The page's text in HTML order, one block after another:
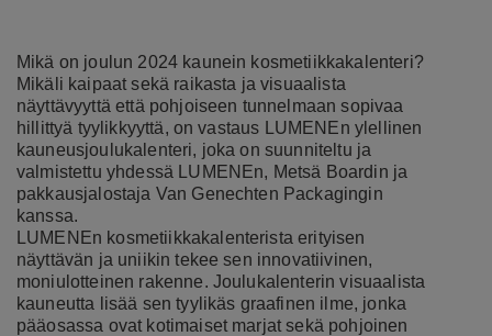
Mikä on joulun 2024 kaunein kosmetiikkakalenteri?
Mikäli kaipaat sekä raikasta ja visuaalista
näyttävyyttä että pohjoiseen tunnelmaan sopivaa
hillittyä tyylikkyyttä, on vastaus LUMENEn ylellinen
kauneusjoulukalenteri, joka on suunniteltu ja
valmistettu yhdessä LUMENEn, Metsä Boardin ja
pakkausjalostaja Van Genechten Packagingin
kanssa.
LUMENEn kosmetiikkakalenterista erityisen
näyttävän ja uniikin tekee sen innovatiivinen,
moniulotteinen rakenne. Joulukalenterin visuaalista
kauneutta lisää sen tyylikäs graafinen ilme, jonka
pääosassa ovat kotimaiset marjat sekä pohjoinen